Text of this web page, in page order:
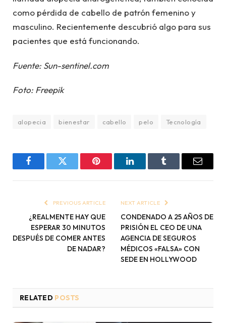
como pérdida de cabello de patrón femenino y
masculino. Recientemente descubrió algo para sus
pacientes que está funcionando.
Fuente: Sun-sentinel.com
Foto: Freepik
alopecia bienestar cabello pelo Tecnología
FacebookTwitter Pinterest LinkedInTumblr Email
PREVIOUS ARTICLE
¿REALMENTE HAY QUE
ESPERAR 30 MINUTOS
DESPUÉS DE COMER ANTES
DE NADAR?
NEXT ARTICLE
CONDENADO A 25 AÑOS DE
PRISIÓN EL CEO DE UNA
AGENCIA DE SEGUROS
MÉDICOS «FALSA» CON
SEDE EN HOLLYWOOD
RELATED POSTS